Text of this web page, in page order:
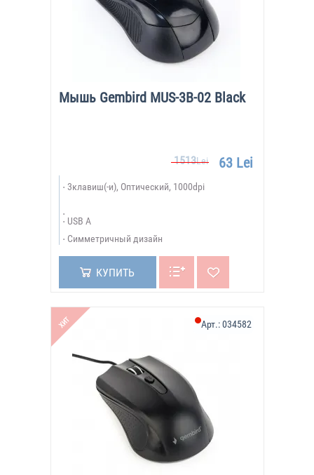
Мышь Gembird MUS-3B-02 Black
1513Lei 63 Lei
3клавиш(-и), Оптический, 1000dpi
USB A
Симметричный дизайн
КУПИТЬ
ХИТ Арт.:034582